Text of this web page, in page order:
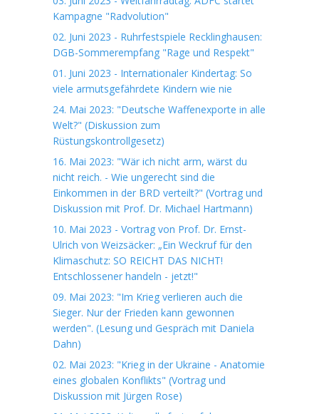
Kampagne "Radvolution"
02. Juni 2023 - Ruhrfestspiele Recklinghausen:
DGB-Sommerempfang "Rage und Respekt"
01. Juni 2023 - Internationaler Kindertag: So
viele armutsgefährdete Kindern wie nie
24. Mai 2023: "Deutsche Waffenexporte in alle
Welt?" (Diskussion zum
Rüstungskontrollgesetz)
16. Mai 2023: "Wär ich nicht arm, wärst du
nicht reich. - Wie ungerecht sind die
Einkommen in der BRD verteilt?" (Vortrag und
Diskussion mit Prof. Dr. Michael Hartmann)
10. Mai 2023 - Vortrag von Prof. Dr. Ernst-
Ulrich von Weizsäcker: „Ein Weckruf für den
Klimaschutz: SO REICHT DAS NICHT!
Entschlossener handeln - jetzt!"
09. Mai 2023: "Im Krieg verlieren auch die
Sieger. Nur der Frieden kann gewonnen
werden". (Lesung und Gespräch mit Daniela
Dahn)
02. Mai 2023: "Krieg in der Ukraine - Anatomie
eines globalen Konflikts" (Vortrag und
Diskussion mit Jürgen Rose)